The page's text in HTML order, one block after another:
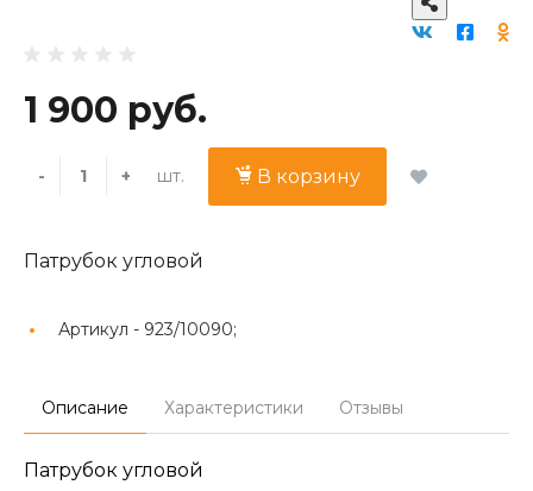
1 900 руб.
- + шт. В корзину
Патрубок угловой
Артикул - 923/10090;
Описание Характеристики Отзывы
Патрубок угловой